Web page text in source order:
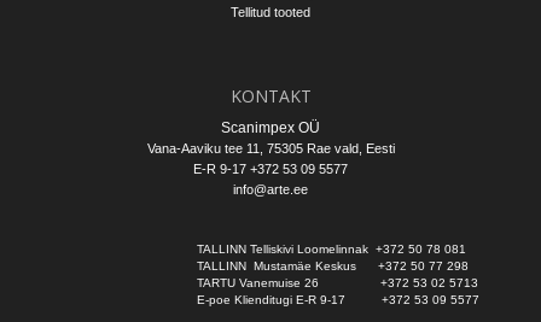
Tellitud tooted
KONTAKT
Scanimpex OÜ
Vana-Aaviku tee 11, 75305 Rae vald, Eesti
E-R 9-17 +372 53 09 5577
info@arte.ee
TALLINN Telliskivi Loomelinnak  +372 50 78 081
TALLINN  Mustamäe Keskus      +372 50 77 298
TARTU Vanemuise 26                 +372 53 02 5713
E-poe Klienditugi E-R 9-17          +372 53 09 5577